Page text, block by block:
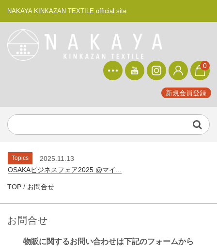
NAKAYA KINKAZAN TEXTILE official site
0
新規会員登録
NHKプラス ドキュメント20min. ...
Topics
2026.2.12
Topics
2025.11.13
OSAKAビジネスフェア2025 @マイ...
2025.10.20
Topics
2025.9.29
NHKプラス ドキュメント20min. ...
素材博覧会 -YOKOHAMA 2026...
TOP / お問合せ
お問合せ
物販に関するお問い合わせは下記のフォームから